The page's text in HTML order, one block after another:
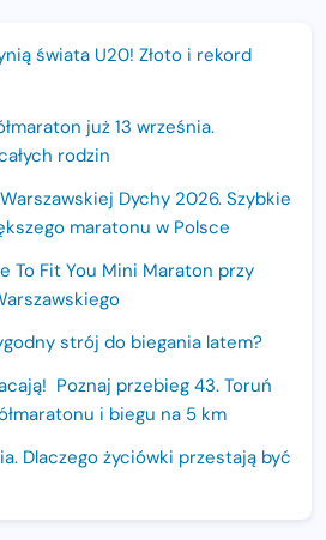
świata U20! Złoto i rekord
już 13 września.
rodzin
Dychy 2026. Szybkie
maratonu w Polsce
To Fit You Mini Maraton przy
strój do biegania latem?
Poznaj przebieg 43. Toruń
i biegu na 5 km
Dlaczego życiówki przestają być